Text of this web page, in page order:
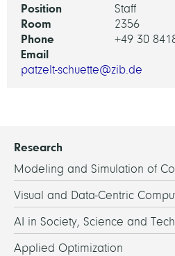
Position Staff
Room 2356
Phone +49 30
Email
patzelt-schuette@zib.de
Research
Modeling and Simulation of
Visual and Data-Centric
AI in Society, Science and
Applied Optimization